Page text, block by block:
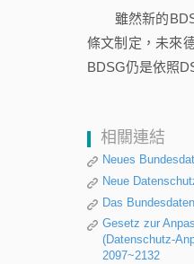
雖然新的
條文制定，未來
BDSG仍是依照
相關連結
Neues
Neue
Das
Gesetz zur
(Datenschutz-
2097~2132